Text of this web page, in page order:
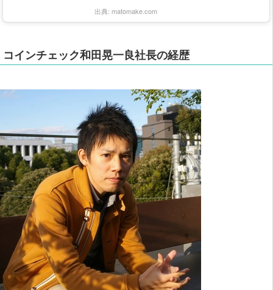
出典: matomake.com
コインチェック和田晃一良社長の経歴